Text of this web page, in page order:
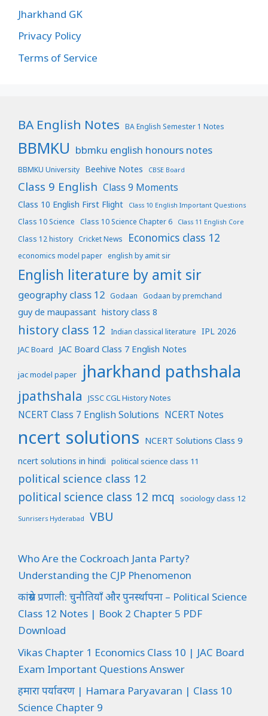
Jharkhand GK
Privacy Policy
Terms of Service
BA English Notes BA English Semester 1 Notes
BBMKU bbmku english honours notes
BBMKU University Beehive Notes CBSE Board
Class 9 English Class 9 Moments
Class 10 English First Flight Class 10 English Important Questions
Class 10 Science Class 10 Science Chapter 6 Class 11 English Core
Class 12 history Cricket News Economics class 12
economics model paper english by amit sir
English literature by amit sir
geography class 12 Godaan Godaan by premchand
guy de maupassant history class 8
history class 12 Indian classical literature IPL 2026
JAC Board JAC Board Class 7 English Notes
jac model paper jharkhand pathshala
jpathshala JSSC CGL History Notes
NCERT Class 7 English Solutions NCERT Notes
ncert solutions NCERT Solutions Class 9
ncert solutions in hindi political science class 11
political science class 12
political science class 12 mcq sociology class 12
Sunrisers Hyderabad VBU
Who Are the Cockroach Janta Party?
Understanding the CJP Phenomenon
कांग्रेस प्रणाली: चुनौतियाँ और पुनर्स्थापना – Political Science
Class 12 Notes | Book 2 Chapter 5 PDF
Download
Vikas Chapter 1 Economics Class 10 | JAC Board
Exam Important Questions Answer
हमारा पर्यावरण | Hamara Paryavaran | Class 10
Science Chapter 9